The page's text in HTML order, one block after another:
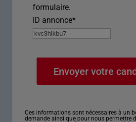
formulaire.
ID annonce*
Ces informations sont nécessaires à un
demande ainsi que pour nous permettre